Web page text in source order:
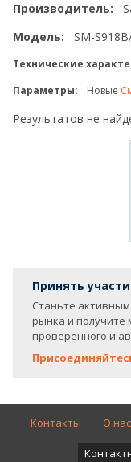
Производитель:
Модель: SM-
Технические
Параметры:
Новые
Результатов не
Принять
Станьте
рынка и
проверенного и
Контакты О нас